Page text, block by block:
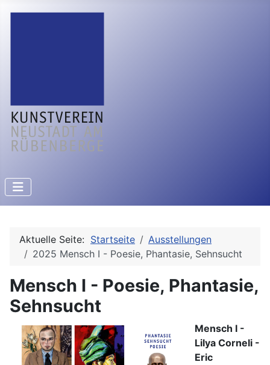
Aktuelle Seite: Startseite
Ausstellungen
2025 Mensch I - Poesie, Phantasie, Sehnsucht
Mensch I - Poesie, Phantasie,
Sehnsucht
Mensch I -
Lilya Corneli -
Eric